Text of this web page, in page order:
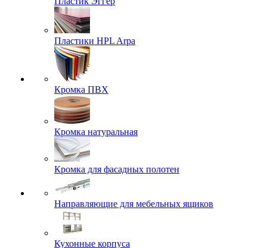
Пластики HPL Arpa
Кромка ПВХ
Кромка натуральная
Кромка для фасадных полотен
Направляющие для мебельных ящиков
Кухонные корпуса